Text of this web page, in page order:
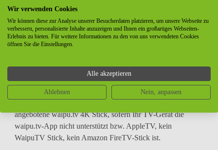
Alle angegebenen Preise sind für Privatkunden Endpreise
inklusive 19% MwSt.
angebotene waipu.tv 4K Stick, sofern Ihr TV-Gerät die
waipu.tv-App nicht unterstützt bzw. AppleTV, kein
WaipuTV Stick, kein Amazon FireTV-Stick ist.
Wir verwenden Cookies
Wir können diese zur Analyse unserer Besucherdaten platzieren, um unsere Webseite zu
verbessern, personalisierte Inhalte anzuzeigen und Ihnen ein großartiges Webseiten-
Erlebnis zu bieten. Für weitere Informationen zu den von uns verwendeten Cookies
öffnen Sie die Einstellungen.
Alle akzeptieren
Ablehnen Nein, anpassen